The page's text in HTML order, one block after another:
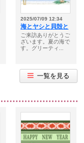
2025/07/09 12:34
海とヤシと貝殻と
ご来訪ありがとうご
ざいます。夏の海で
す。グリーティ...
一覧を見る